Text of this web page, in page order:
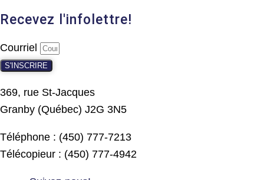
Recevez l'infolettre!
Courriel
S'INSCRIRE
369, rue St-Jacques
Granby (Québec) J2G 3N5
Téléphone : (450) 777-7213
Télécopieur : (450) 777-4942